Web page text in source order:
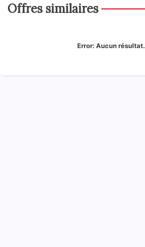
Offres similaires
Error: Aucun résultat.